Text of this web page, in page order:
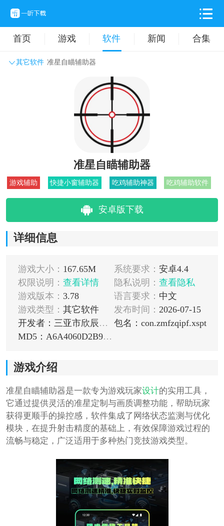
首页 游戏 软件 新闻 合集
其它软件 准星自瞄辅助器
主题壁纸 旅游出行
拍摄美化 时尚购物
准星自瞄辅助器
游戏辅助 快捷小窗辅助器 吃鸡辅助神器 吃鸡辅助软件
安卓版下载
详细信息
游戏大小： 167.65M 系统要求： 安卓4.4
权限说明： 查看详情 隐私说明： 查看隐私
游戏版本： 3.78 语言要求： 中文
游戏类型： 其它软件 发布时间： 2026-07-15
开发者：三亚市欣辰信息技术有限公司
包名：con.zmfzqipf.xspt
MD5：A6A4060D2B94EBB160DA5ED2135E8EDD
游戏介绍
准星自瞄辅助器是一款专为游戏玩家设计的实用工具，
它通过提供灵活的准星定制与画质调整功能，帮助玩家
获得更顺手的操控感，软件集成了网络状态监测与优化
模块，在提升射击精度的基础上，有效保障游戏过程的
流畅与稳定，广泛适用于多种热门竞技游戏类型。